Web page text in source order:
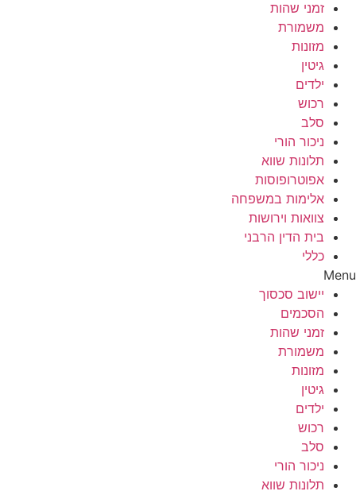
זמני שהות
משמורת
מזונות
גיטין
ילדים
רכוש
סלב
ניכור הורי
תלונות שווא
אפוטרופוסות
אלימות במשפחה
צוואות וירושות
בית הדין הרבני
כללי
Menu
יישוב סכסוך
הסכמים
זמני שהות
משמורת
מזונות
גיטין
ילדים
רכוש
סלב
ניכור הורי
תלונות שווא